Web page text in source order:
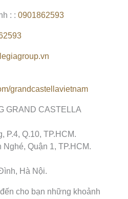
: : 0901862593
grandcastellavietnam
GRAND CASTELLA
P.4, Q.10, TP.HCM.
Quận 1, TP.HCM.
Hà Nội.
cho bạn những khoảnh